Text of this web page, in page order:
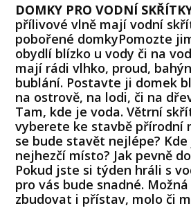
DOMKY PRO VODNÍ
přílivové vlně mají vodní
pobořené domkyPomozte
obydlí blízko u vody či na
mají rádi vlhko, proud,
bublání. Postavte ji domek
na ostrově, na lodi, či na
Tam, kde je voda. Větrní
vyberete ke stavbě přírodní
se bude stavět nejlépe?
nejhezčí místo? Jak pevně
Pokud jste si týden hráli s
pro vás bude snadné.
zbudovat i přístav, molo či